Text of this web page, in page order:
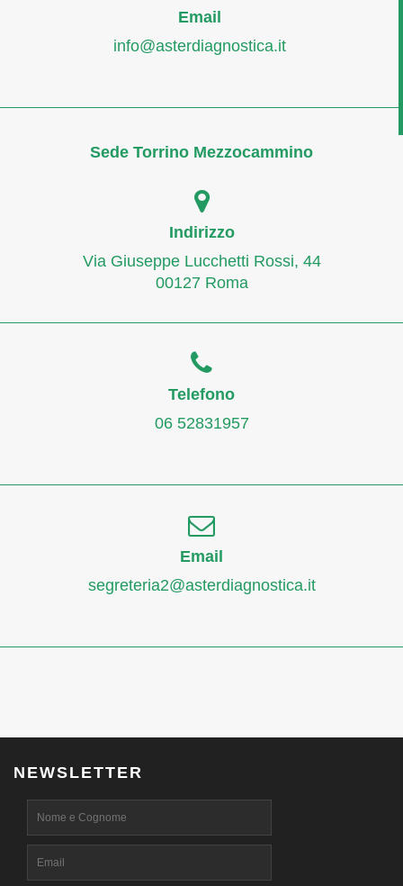
Email
info@asterdiagnostica.it
Sede Torrino Mezzocammino
Indirizzo
Via Giuseppe Lucchetti Rossi, 44
00127 Roma
Telefono
06 52831957
Email
segreteria2@asterdiagnostica.it
NEWSLETTER